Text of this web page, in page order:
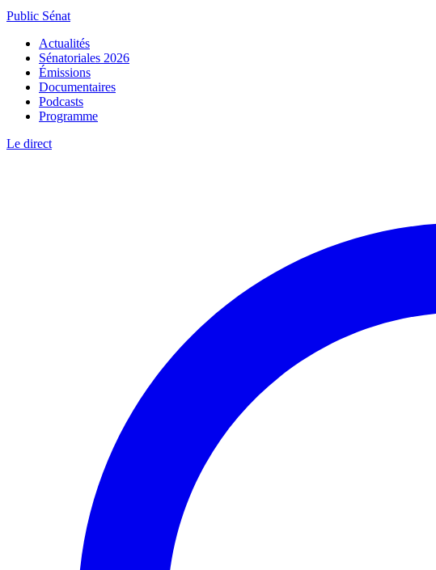
Public Sénat
Actualités
Sénatoriales 2026
Émissions
Documentaires
Podcasts
Programme
Le direct